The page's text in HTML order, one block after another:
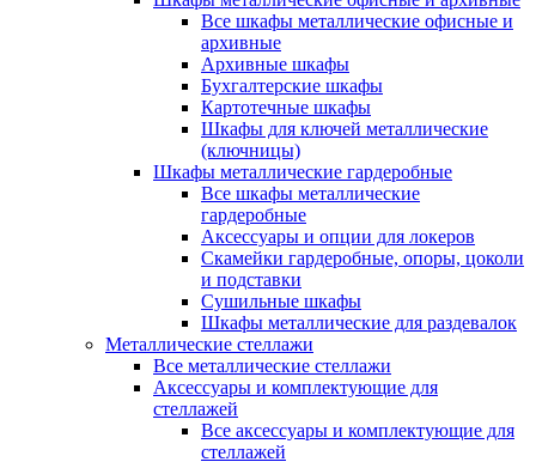
Все шкафы металлические офисные и
архивные
Архивные шкафы
Бухгалтерские шкафы
Картотечные шкафы
Шкафы для ключей металлические
(ключницы)
Шкафы металлические гардеробные
Все шкафы металлические
гардеробные
Аксессуары и опции для локеров
Скамейки гардеробные, опоры, цоколи
и подставки
Сушильные шкафы
Шкафы металлические для раздевалок
Металлические стеллажи
Все металлические стеллажи
Аксессуары и комплектующие для
стеллажей
Все аксессуары и комплектующие для
стеллажей